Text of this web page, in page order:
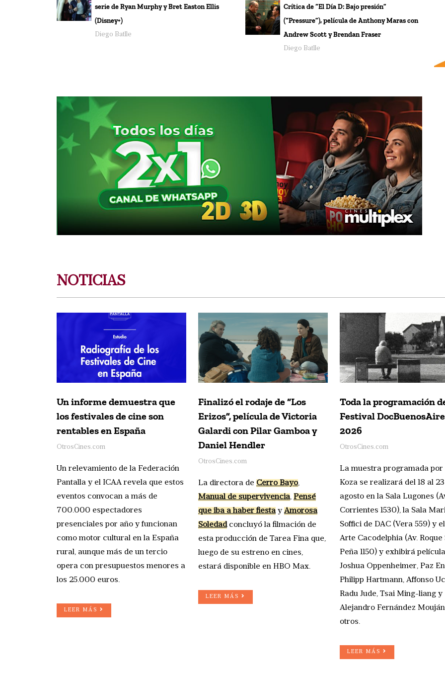
serie de Ryan Murphy y Bret Easton Ellis
(Disney+)
Diego Batlle
Crítica de “El Día D: Bajo presión”
(“Pressure”), película de Anthony Maras con
Andrew Scott y Brendan Fraser
Diego Batlle
NOTICIAS
Un informe demuestra que
los festivales de cine son
rentables en España
OtrosCines.com
Un relevamiento de la Federación
Pantalla y el ICAA revela que estos
eventos convocan a más de
700.000 espectadores
presenciales por año y funcionan
como motor cultural en la España
rural, aunque más de un tercio
opera con presupuestos menores a
los 25.000 euros.
LEER MÁS
Finalizó el rodaje de “Los
Erizos”, película de Victoria
Galardi con Pilar Gamboa y
Daniel Hendler
OtrosCines.com
La directora de Cerro Bayo,
Manual de supervivencia, Pensé
que iba a haber fiestayAmorosa
Soledadconcluyó la filmación de
esta producción de Tarea Fina que,
luego de su estreno en cines,
estará disponible en HBO Max.
LEER MÁS
Toda la programación
Festival
2026
OtrosCines.com
La muestra programada por
Koza se realizará del 18 al
agosto en la Sala Lugones
Corrientes 1530), la Sala
Soffici de DAC (Vera 559) y
Arte Cacodelphia (Av. Roque
Peña 1150) y exhibirá
Joshua Oppenheimer, Paz
Philipp Hartmann, Affonso
Radu Jude, Tsai Ming-liang y
Alejandro Fernández
otros.
LEER MÁS